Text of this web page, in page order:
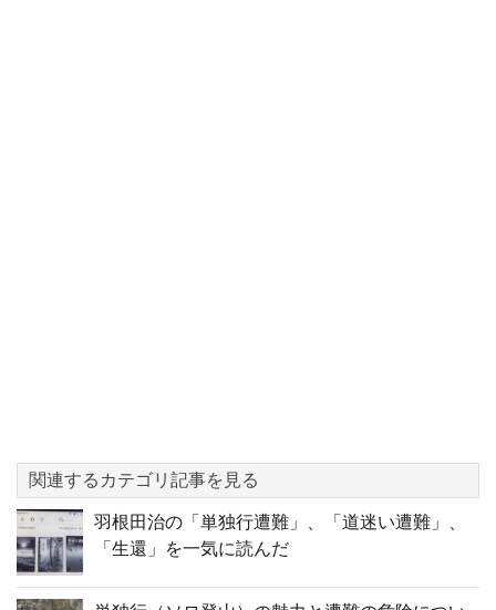
関連するカテゴリ記事を見る
羽根田治の「単独行遭難」、「道迷い遭難」、
「生還」を一気に読んだ